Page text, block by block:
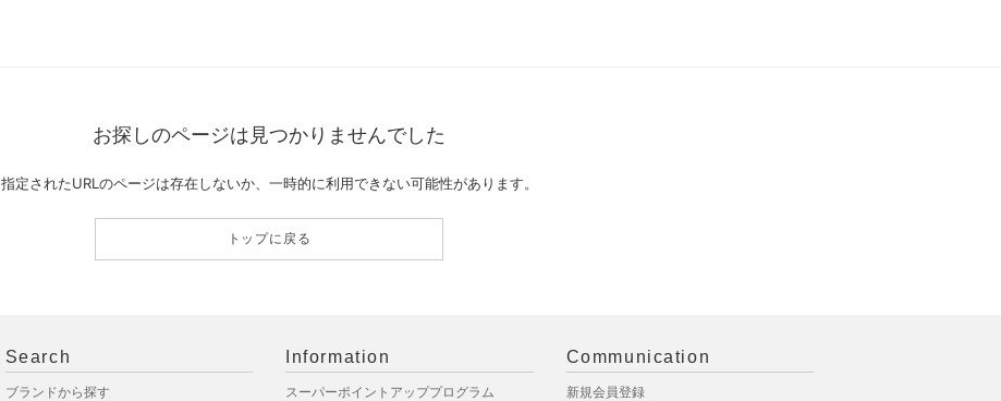
お探しのページは見つかりませんでした
指定されたURLのページは存在しないか、一時的に利用できない可能性があります。
トップに戻る
Search
ブランドから探す
Information
スーパーポイントアッププログラム
Communication
新規会員登録